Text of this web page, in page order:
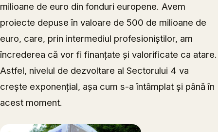
milioane de euro din fonduri europene. Avem
proiecte depuse în valoare de 500 de milioane de
euro, care, prin intermediul profesioniștilor, am
încrederea că vor fi finanțate și valorificate ca atare.
Astfel, nivelul de dezvoltare al Sectorului 4 va
crește exponențial, așa cum s-a întâmplat și până în
acest moment.